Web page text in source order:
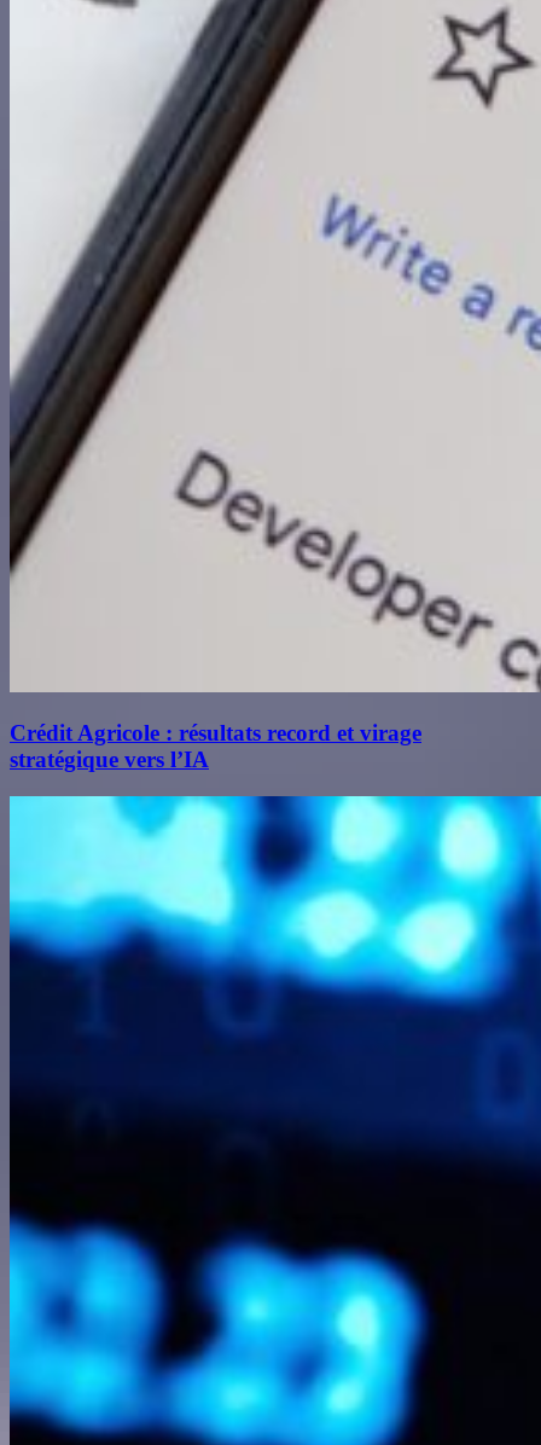
Crédit Agricole : résultats record et virage
stratégique vers l’IA